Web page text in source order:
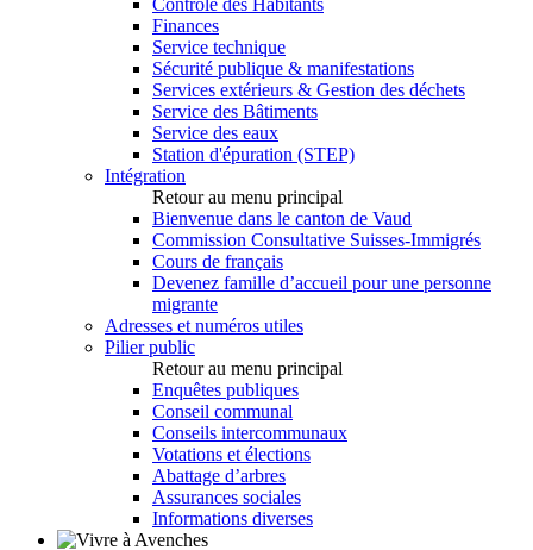
Contrôle des Habitants
Finances
Service technique
Sécurité publique & manifestations
Services extérieurs & Gestion des déchets
Service des Bâtiments
Service des eaux
Station d'épuration (STEP)
Intégration
Retour au menu principal
Bienvenue dans le canton de Vaud
Commission Consultative Suisses-Immigrés
Cours de français
Devenez famille d’accueil pour une personne
migrante
Adresses et numéros utiles
Pilier public
Retour au menu principal
Enquêtes publiques
Conseil communal
Conseils intercommunaux
Votations et élections
Abattage d’arbres
Assurances sociales
Informations diverses